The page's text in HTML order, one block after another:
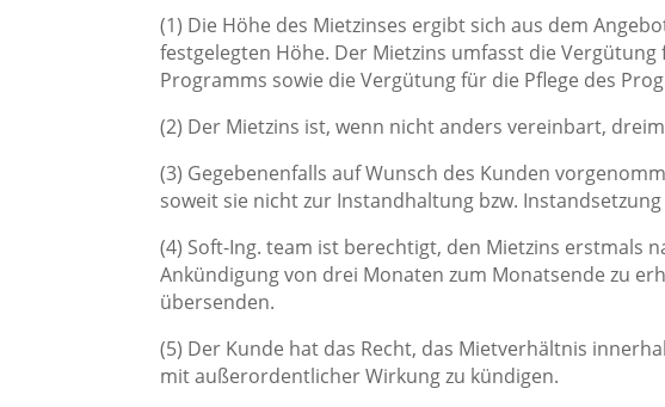
(1) Die Höhe des Mietzinses ergibt sich aus dem
festgelegten Höhe. Der Mietzins umfasst die
Programms sowie die Vergütung für die Pflege des
(2) Der Mietzins ist, wenn nicht anders vereinbart,
(3) Gegebenenfalls auf Wunsch des Kunden
soweit sie nicht zur Instandhaltung bzw.
(4) Soft-Ing. team ist berechtigt, den Mietzins erstmals
Ankündigung von drei Monaten zum Monatsende zu
übersenden.
(5) Der Kunde hat das Recht, das Mietverhältnis
mit außerordentlicher Wirkung zu kündigen.